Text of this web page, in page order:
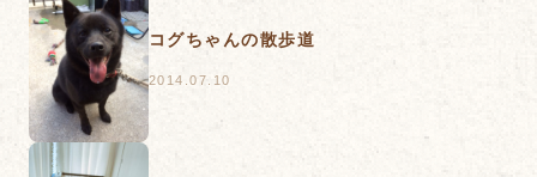
コグちゃんの散歩道
2014.07.10